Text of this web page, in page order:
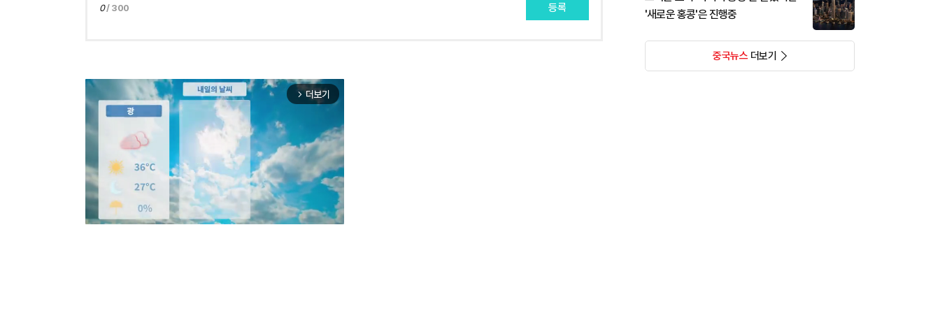
0/ 300 등록
arrow_forward_ios 더보기
'새로운 홍콩'은 진행중
중국뉴스더보기